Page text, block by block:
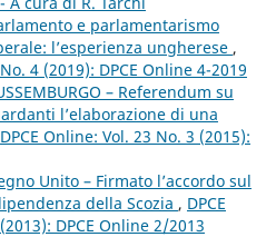
e parlamentarismo
l’esperienza ungherese ,
4 (2019): DPCE Online 4-2019
– Referendum su
l’elaborazione di una
DPCE Online: Vol. 23 No. 3 (2015):
Unito – Firmato l’accordo sul
della Scozia , DPCE
DPCE Online 2/2013